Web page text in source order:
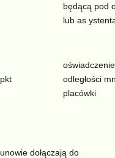
będącą pod
lub as
odległości
placówki
dołączają do